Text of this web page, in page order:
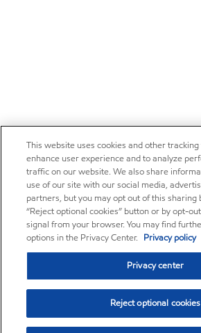
This website uses cookies and other
enhance user experience and to analyze
traffic on our website. We also share
use of our site with our social media,
partners, but you may opt out of this sharing
“Reject optional cookies” button or by opt-
signal from your browser. You may find
options in the Privacy Center. Privacy policy
Privacy center
Reject optional cookies